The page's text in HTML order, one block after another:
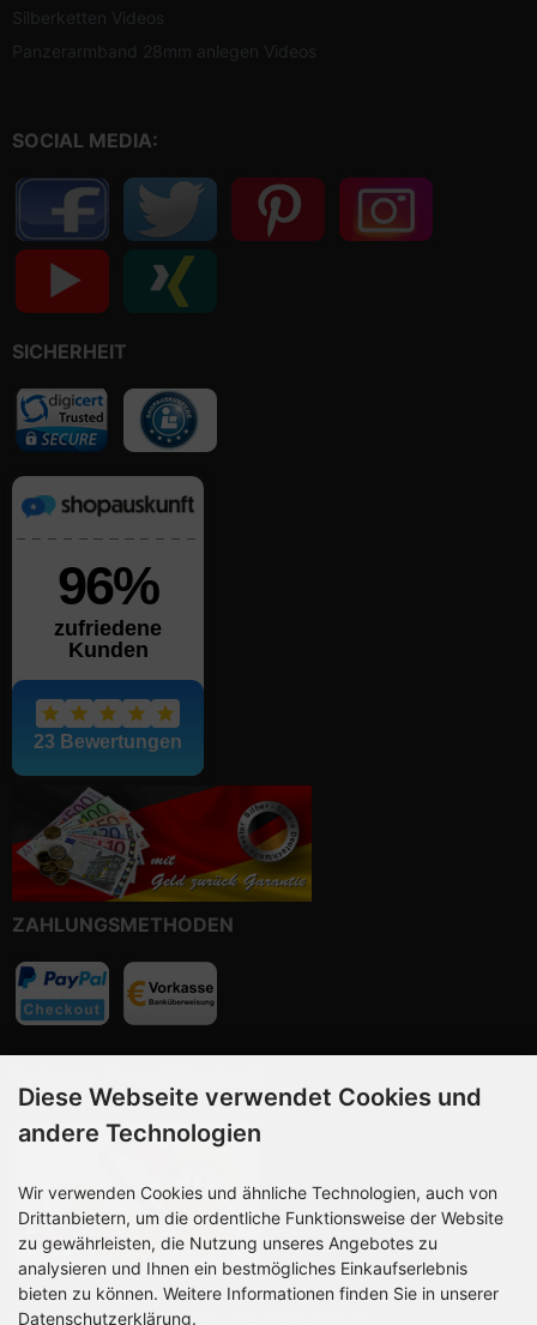
Silberketten Videos
Panzerarmband 28mm anlegen Videos
SOCIAL MEDIA:
SICHERHEIT
ZAHLUNGSMETHODEN
Diese Webseite verwendet Cookies und
andere Technologien
Wir verwenden Cookies und ähnliche Technologien, auch von
Drittanbietern, um die ordentliche Funktionsweise der Website
zu gewährleisten, die Nutzung unseres Angebotes zu
analysieren und Ihnen ein bestmögliches Einkaufserlebnis
bieten zu können. Weitere Informationen finden Sie in unserer
Datenschutzerklärung.